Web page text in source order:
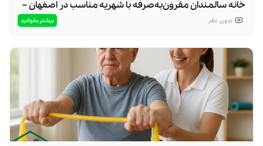
خانه سالمندان مقرون‌به‌صرفه با شهریه مناسب در اصفهان –
چرا مهد اولیا بهترین انتخاب است؟
بدون نظر بیشتر بخوانید